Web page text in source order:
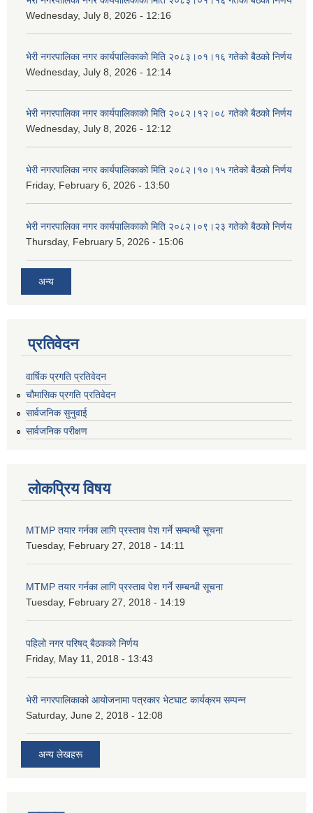
Wednesday, July 8, 2026 - 12:16
भेरी नगरपालिका नगर कार्यपालिकाको मिति २०८३।०१।१६ गतेको बैठको निर्णय
Wednesday, July 8, 2026 - 12:14
भेरी नगरपालिका नगर कार्यपालिकाको मिति २०८२।१२।०८ गतेको बैठको निर्णय
Wednesday, July 8, 2026 - 12:12
भेरी नगरपालिका नगर कार्यपालिकाको मिति २०८२।१०।१५ गतेको बैठको निर्णय
Friday, February 6, 2026 - 13:50
भेरी नगरपालिका नगर कार्यपालिकाको मिति २०८२।०९।२३ गतेको बैठको निर्णय
Thursday, February 5, 2026 - 15:06
अन्य
प्रतिवेदन
वार्षिक प्रगति प्रतिवेदन
चौमासिक प्रगति प्रतिवेदन
सार्वजनिक सुनुवाई
सार्वजनिक परीक्षण
लोकप्रिय विषय
MTMP तयार गर्नका लागि प्रस्ताव पेश गर्ने सम्बन्धी सूचना
Tuesday, February 27, 2018 - 14:11
MTMP तयार गर्नका लागि प्रस्ताव पेश गर्ने सम्बन्धी सूचना
Tuesday, February 27, 2018 - 14:19
पहिलो नगर परिषद् बैठकको निर्णय
Friday, May 11, 2018 - 13:43
भेरी नगरपालिकाको आयोजनामा पत्रकार भेटघाट कार्यक्रम सम्पन्न
Saturday, June 2, 2018 - 12:08
अन्य लेखहरू